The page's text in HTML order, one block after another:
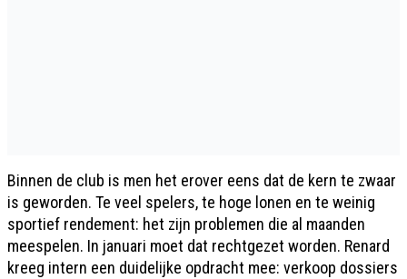
Binnen de club is men het erover eens dat de kern te zwaar
is geworden. Te veel spelers, te hoge lonen en te weinig
sportief rendement: het zijn problemen die al maanden
meespelen. In januari moet dat rechtgezet worden. Renard
kreeg intern een duidelijke opdracht mee: verkoop dossiers